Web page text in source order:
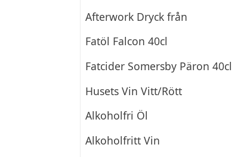
Afterwork Dryck från
Fatöl Falcon 40cl
Fatcider Somersby Päron 40cl
Husets Vin Vitt/Rött
Alkoholfri Öl
Alkoholfritt Vin